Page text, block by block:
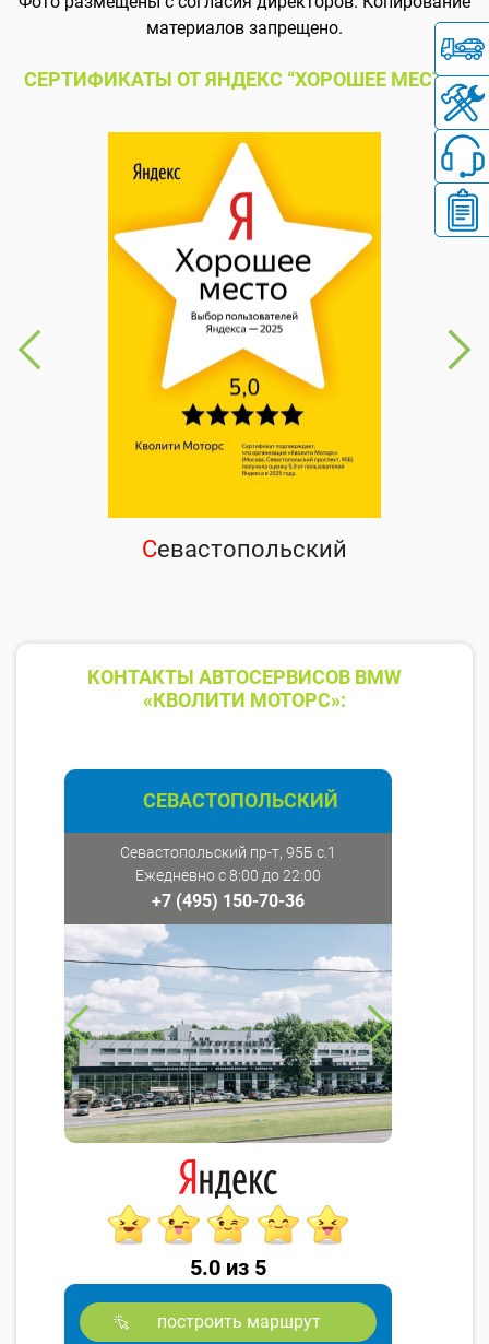
материалов запрещено.
СЕРТИФИКАТЫ ОТ ЯНДЕКС “ХОРОШЕЕ МЕСТО”
Севастопольский
КОНТАКТЫ АВТОСЕРВИСОВ BMW
«КВОЛИТИ МОТОРС»:
СЕВАСТОПОЛЬСКИЙ
Севастопольский пр-т, 95Б с.1
Ежедневно с 8:00 до 22:00
+7 (495) 150-70-36
5.0 из 5
построить маршрут